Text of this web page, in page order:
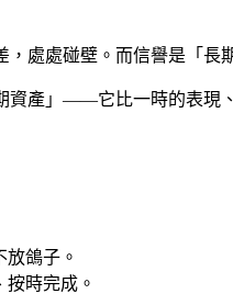
，處處碰壁。而信譽是「
資產」——它比一時的表現
放鴿子。
按時完成。